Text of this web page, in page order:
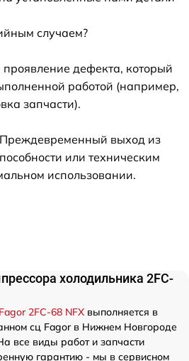
случаем?
дефекта, который
работой (например,
запчасти).
выход из
или техническим
использовании.
холодильника 2FC-
2FC-68 NFX выполняется в
сц Fagor в Нижнем Новгороде
все виды работ и запчасти
гарантию - мы в сервисном